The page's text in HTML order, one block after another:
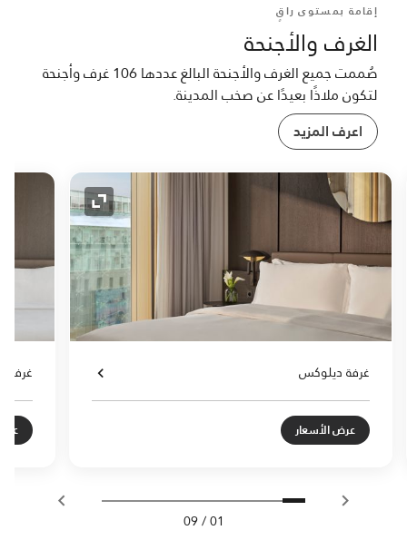
إقامة بمستوى راقٍ
الغرف والأجنحة
صُممت جميع الغرف والأجنحة البالغ عددها 106 غرف وأجنحة
لتكون ملاذًا بعيدًا عن صخب المدينة.
اعرف المزيد
رمز التوسيع
غرفة ديلوكس
عرض الأسعار
غرفة
01
/
09